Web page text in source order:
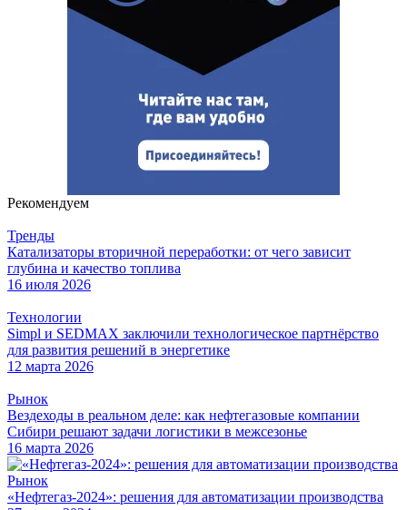
Рекомендуем
Тренды
Катализаторы вторичной переработки: от чего зависит
глубина и качество топлива
16 июля 2026
Технологии
Simpl и SEDMAX заключили технологическое партнёрство
для развития решений в энергетике
12 марта 2026
Рынок
Вездеходы в реальном деле: как нефтегазовые компании
Сибири решают задачи логистики в межсезонье
16 марта 2026
Рынок
«Нефтегаз-2024»: решения для автоматизации производства